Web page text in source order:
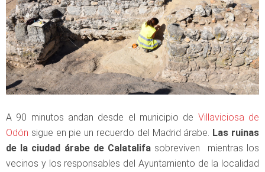
A 90 minutos andan desde el municipio de Villaviciosa de
Odón sigue en pie un recuerdo del Madrid árabe. Las ruinas
de la ciudad árabe de Calatalifa sobreviven mientras los
vecinos y los responsables del Ayuntamiento de la localidad